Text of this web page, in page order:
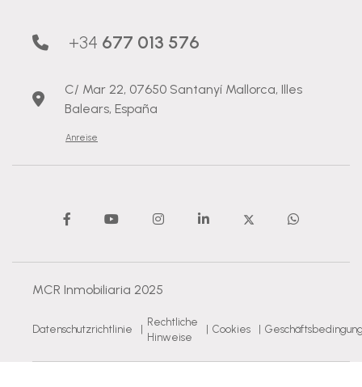
+34 677 013 576
C/ Mar 22, 07650 Santanyí Mallorca, Illes
Balears, España
Anreise
MCR Inmobiliaria 2025
Datenschutzrichtlinie
Rechtliche
Hinweise
Cookies